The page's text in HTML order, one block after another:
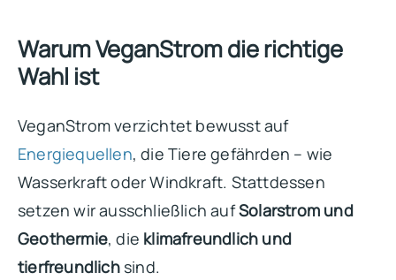
Warum VeganStrom die richtige
Wahl ist
VeganStrom verzichtet bewusst auf
Energiequellen, die Tiere gefährden – wie
Wasserkraft oder Windkraft. Stattdessen
setzen wir ausschließlich aufSolarstrom und
Geothermie, die klimafreundlich und
tierfreundlichsind.